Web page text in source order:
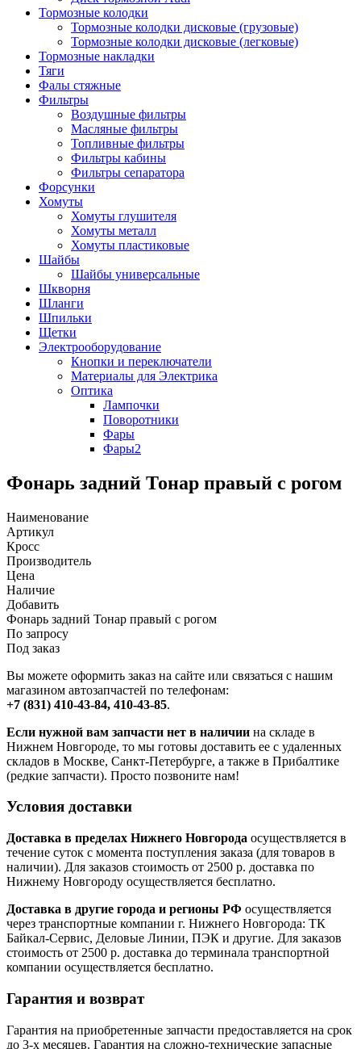
Тормозные колодки
Тормозные колодки дисковые (грузовые)
Тормозные колодки дисковые (легковые)
Тормозные накладки
Тяги
Фалы стяжные
Фильтры
Воздушные фильтры
Масляные фильтры
Топливные фильтры
Фильтры кабины
Фильтры сепаратора
Форсунки
Хомуты
Хомуты глушителя
Хомуты металл
Хомуты пластиковые
Шайбы
Шайбы универсальные
Шкворня
Шланги
Шпильки
Щетки
Электрооборудование
Кнопки и переключатели
Материалы для Электрика
Оптика
Лампочки
Поворотники
Фары
Фары2
Фонарь задний Тонар правый с рогом
Наименование
Артикул
Кросс
Производитель
Цена
Наличие
Добавить
Фонарь задний Тонар правый с рогом
По запросу
Под заказ
Вы можете оформить заказ на сайте или связаться с нашим
магазином автозапчастей по телефонам:
+7 (831) 410-43-84, 410-43-85.
Если нужной вам запчасти нет в наличии на складе в
Нижнем Новгороде, то мы готовы доставить ее с удаленных
складов в Москве, Санкт-Петербурге, а также в Прибалтике
(редкие запчасти). Просто позвоните нам!
Условия доставки
Доставка в пределах Нижнего Новгорода осуществляется в
течение суток с момента поступления заказа (для товаров в
наличии). Для заказов стоимость от 2500 р. доставка по
Нижнему Новгороду осуществляется бесплатно.
Доставка в другие города и регионы РФ осуществляется
через транспортные компании г. Нижнего Новгорода: ТК
Байкал-Сервис, Деловые Линии, ПЭК и другие. Для заказов
стоимость от 2500 р. доставка до терминала транспортной
компании осуществляется бесплатно.
Гарантия и возврат
Гарантия на приобретенные запчасти предоставляется на срок
до 3-х месяцев. Гарантия на сложно-технические запасные